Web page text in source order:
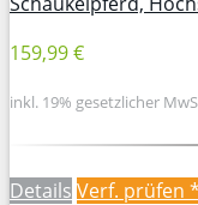
159,99 €
inkl. 19% gesetzlicher
Details Verf. prüfen *